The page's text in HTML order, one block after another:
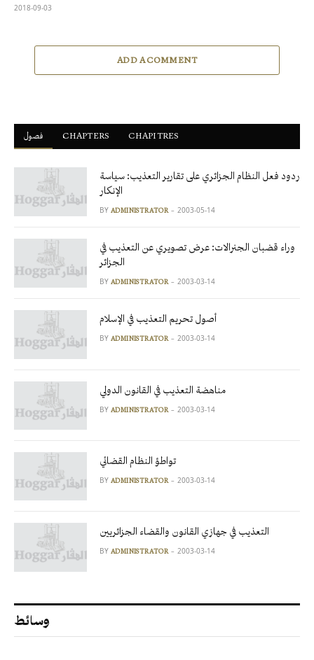
2018-09-03
ADD A COMMENT
فصول ْCHAPTERS CHAPITRES
ردود فعل النظام الجزائري على تقارير التعذيب: سياسة
الإنكار
BY ADMINISTRATOR 2003-05-14
وراء قضبان الجنرالات: عرض تصويري عن التعذيب في
الجزائر
BY ADMINISTRATOR 2003-03-14
أصول تحريم التعذيب في الإسلام
BY ADMINISTRATOR 2003-03-14
مناهضة التعذيب في القانون الدولي
BY ADMINISTRATOR 2003-03-14
تواطؤ النظام القضائي
BY ADMINISTRATOR 2003-03-14
التعذيب في جهازي القانون والقضاء الجزائريين
BY ADMINISTRATOR 2003-03-14
وسائط